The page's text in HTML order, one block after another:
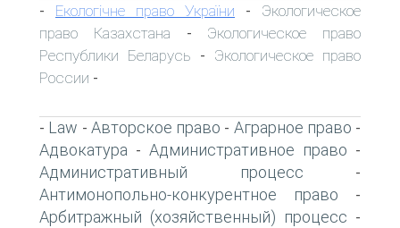
- Екологічне право України - Экологическое
право Казахстана - Экологическое право
Республики Беларусь - Экологическое право
России -
- Law - Авторское право - Аграрное право -
Адвокатура - Административное право -
Административный процесс -
Антимонопольно-конкурентное право -
Арбитражный (хозяйственный) процесс -